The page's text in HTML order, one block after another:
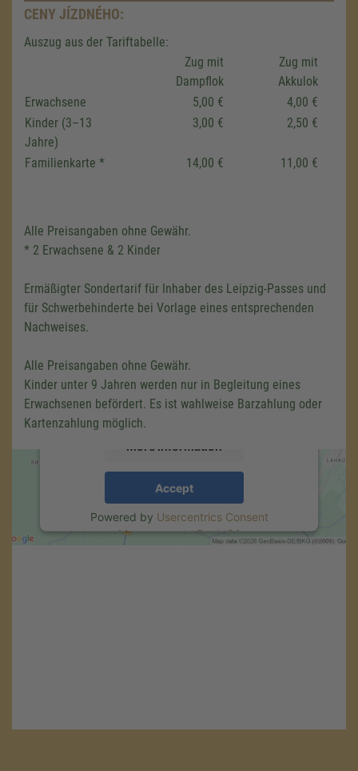
CENY JÍZDNÉHO:
Auszug aus der Tariftabelle:
Zug mit
Dampflok
Zug mit
Akkulok
Erwachsene
5,00 €
4,00 €
Kinder (3–13
Jahre)
3,00 € 2,50 €
Familienkarte * 14,00 € 11,00 €
Alle Preisangaben ohne Gewähr.
* 2 Erwachsene & 2 Kinder
Ermäßigter Sondertarif für Inhaber des Leipzig-Passes und
für Schwerbehinderte bei Vorlage eines entsprechenden
Nachweises.
Alle Preisangaben ohne Gewähr.
Kinder unter 9 Jahren werden nur in Begleitung eines
Erwachsenen befördert. Es ist wahlweise Barzahlung oder
Kartenzahlung möglich.
We need your consent to load the
content that may collect data about your
activity. Please review the details and accept
the service to see this map.
More Information
Accept
Powered by Usercentrics Consent
Management.eRecht24